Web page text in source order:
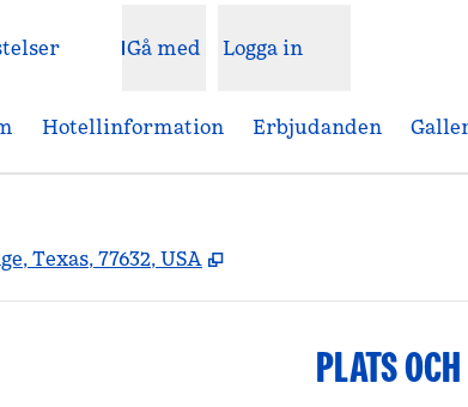
Gå med Logga in
Hotellinformation Erbjudanden
Texas, 77632, USA ,
PLATS